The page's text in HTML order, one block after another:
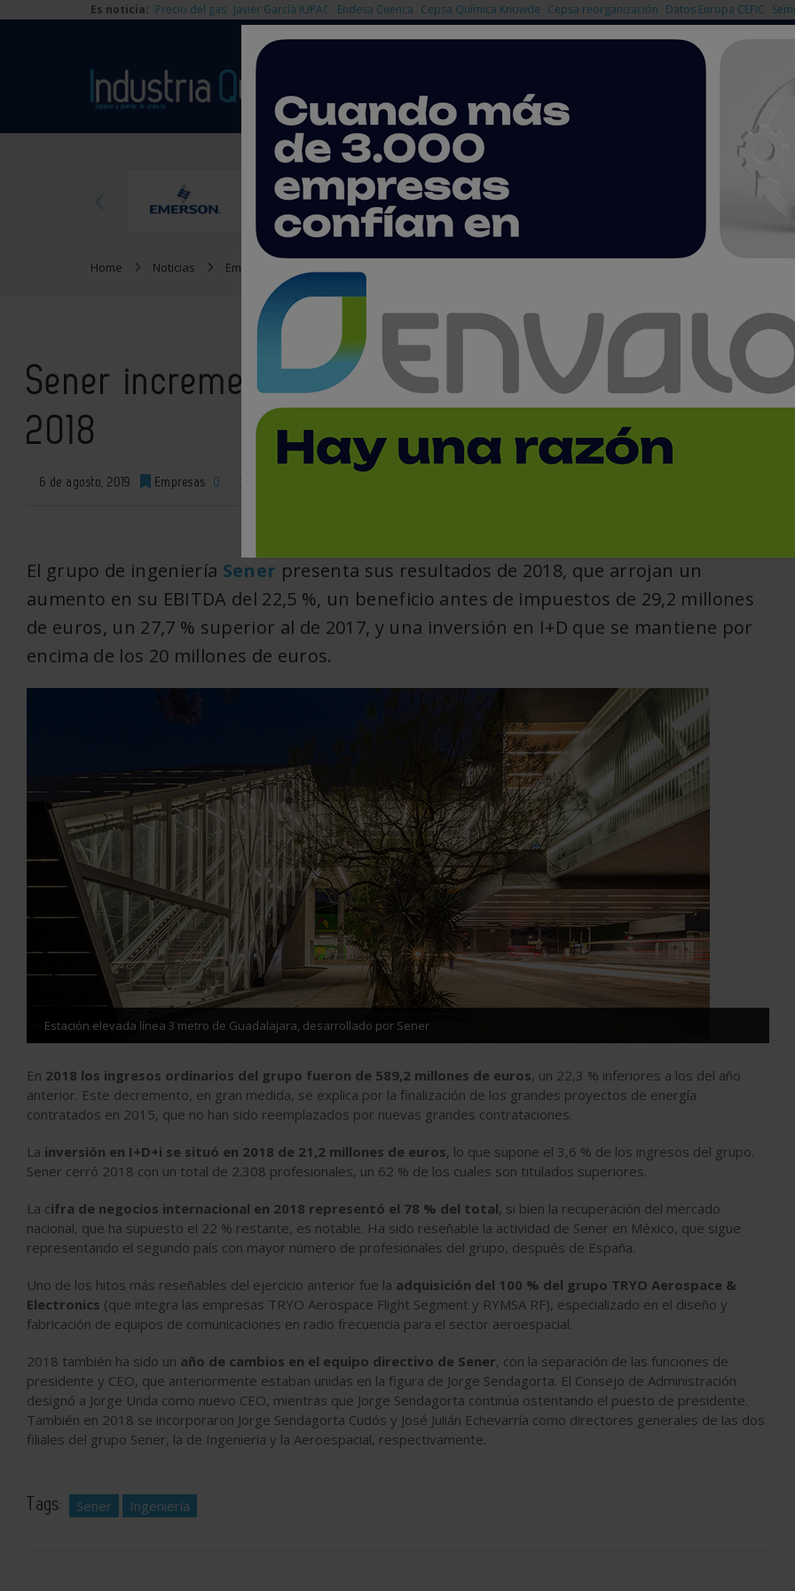
Es noticia: Precio del gas Javier García IUPAC Endesa Cuenca Cepsa Química Knowde Cepsa reorganización Datos Europa CEFIC
Home Noticias Empresas
Sener incrementó su EBITDA un 22,5 % en
2018
6 de agosto, 2019 Empresas 0 XML
El grupo de ingeniería Sener presenta sus resultados de 2018, que arrojan un
aumento en su EBITDA del 22,5 %, un beneficio antes de impuestos de 29,2 millones
de euros, un 27,7 % superior al de 2017, y una inversión en I+D que se mantiene por
encima de los 20 millones de euros.
Estación elevada línea 3 metro de Guadalajara, desarrollado por Sener
En 2018 los ingresos ordinarios del grupo fueron de 589,2 millones de euros, un 22,3 % inferiores a los del año
anterior. Este decremento, en gran medida, se explica por la finalización de los grandes proyectos de energía
contratados en 2015, que no han sido reemplazados por nuevas grandes contrataciones.
La inversión en I+D+i se situó en 2018 de 21,2 millones de euros, lo que supone el 3,6 % de los ingresos del grupo.
Sener cerró 2018 con un total de 2.308 profesionales, un 62 % de los cuales son titulados superiores.
La cifra de negocios internacional en 2018 representó el 78 % del total, si bien la recuperación del mercado
nacional, que ha supuesto el 22 % restante, es notable. Ha sido reseñable la actividad de Sener en México, que sigue
representando el segundo país con mayor número de profesionales del grupo, después de España.
Uno de los hitos más reseñables del ejercicio anterior fue la adquisición del 100 % del grupo TRYO Aerospace &
Electronics (que integra las empresas TRYO Aerospace Flight Segment y RYMSA RF), especializado en el diseño y
fabricación de equipos de comunicaciones en radio frecuencia para el sector aeroespacial.
2018 también ha sido un año de cambios en el equipo directivo de Sener, con la separación de las funciones de
presidente y CEO, que anteriormente estaban unidas en la figura de Jorge Sendagorta. El Consejo de Administración
designó a Jorge Unda como nuevo CEO, mientras que Jorge Sendagorta continúa ostentando el puesto de presidente.
También en 2018 se incorporaron Jorge Sendagorta Cudós y José Julián Echevarría como directores generales de las dos
filiales del grupo Sener, la de Ingeniería y la Aeroespacial, respectivamente.
Tags: Sener Ingeniería